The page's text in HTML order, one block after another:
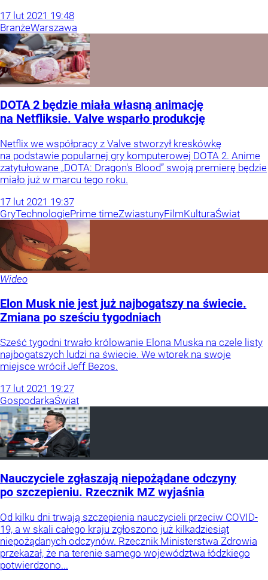
17 lut 2021 19:48
BranżeWarszawa
DOTA 2 będzie miała własną animację
na Netfliksie. Valve wsparło produkcję
Netflix we współpracy z Valve stworzył kreskówkę
na podstawie popularnej gry komputerowej DOTA 2. Anime
zatytułowane „DOTA: Dragon's Blood” swoją premierę będzie
miało już w marcu tego roku.
17 lut 2021 19:37
GryTechnologiePrime timeZwiastunyFilmKulturaŚwiat
Wideo
Elon Musk nie jest już najbogatszy na świecie.
Zmiana po sześciu tygodniach
Sześć tygodni trwało królowanie Elona Muska na czele listy
najbogatszych ludzi na świecie. We wtorek na swoje
miejsce wrócił Jeff Bezos.
17 lut 2021 19:27
GospodarkaŚwiat
Nauczyciele zgłaszają niepożądane odczyny
po szczepieniu. Rzecznik MZ wyjaśnia
Od kilku dni trwają szczepienia nauczycieli przeciw COVID-
19, a w skali całego kraju zgłoszono już kilkadziesiąt
niepożądanych odczynów. Rzecznik Ministerstwa Zdrowia
przekazał, że na terenie samego województwa łódzkiego
potwierdzono...